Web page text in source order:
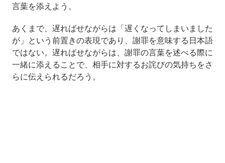
言葉を添えよう。
あくまで、遅ればせながらは「遅くなってしまいました
が」という前置きの表現であり、謝罪を意味する日本語
ではない。遅ればせながらは、謝罪の言葉を述べる際に
一緒に添えることで、相手に対するお詫びの気持ちをさ
らに伝えられるだろう。